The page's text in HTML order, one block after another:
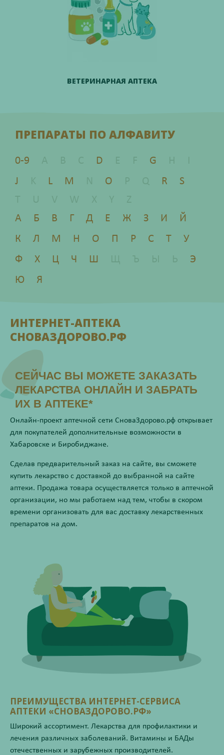
ВЕТЕРИНАРНАЯ АПТЕКА
ПРЕПАРАТЫ ПО АЛФАВИТУ
0-9 D G
J
L M O R
S
А
Б В Г Д Е Ж З И
Й
К
Л М Н О П Р С Т
У
Ф
Х Ц Ч Ш
Э
Ю
Я
ИНТЕРНЕТ-АПТЕКА
СНОВАЗДОРОВО.РФ
СЕЙЧАС ВЫ МОЖЕТЕ ЗАКАЗАТЬ
ЛЕКАРСТВА ОНЛАЙН И ЗАБРАТЬ
ИХ В АПТЕКЕ*
Онлайн-проект аптечной сети СноваЗдорово.рф открывает
для покупателей дополнительные возможности в
Хабаровске и Биробиджане.
Сделав предварительный заказ на сайте, вы сможете
купить лекарство с доставкой до выбранной на сайте
аптеки. Продажа товара осуществляется только в аптечной
организации, но мы работаем над тем, чтобы в скором
времени организовать для вас доставку лекарственных
препаратов на дом.
ПРЕИМУЩЕСТВА ИНТЕРНЕТ-СЕРВИСА
АПТЕКИ «СНОВАЗДОРОВО.РФ»
Широкий ассортимент. Лекарства для профилактики и
лечения различных заболеваний. Витамины и БАДы
отечественных и зарубежных производителей.